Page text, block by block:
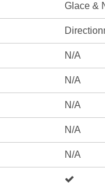
Glace &
N/A
N/A
N/A
N/A
N/A